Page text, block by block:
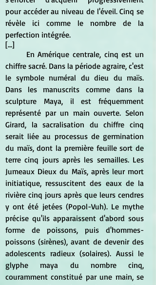
pour accéder au niveau de l'éveil. Cinq se
révèle ici comme le nombre de la
perfection intégrée.
[...]
chiffre sacré. Dans la période agraire, c'est
le symbole numéral du dieu du maïs.
Dans les manuscrits comme dans la
sculpture Maya, il est fréquemment
représenté par un main ouverte. Selon
Girard, la sacralisation du chiffre cinq
serait liée au processus de germination
du maïs, dont la première feuille sort de
terre cinq jours après les semailles. Les
Jumeaux Dieux du Maïs, après leur mort
initiatique, ressuscitent des eaux de la
rivière cinq jours après que leurs cendres
y ont été jetées (Popol-Vuh). Le mythe
précise qu'ils apparaissent d'abord sous
forme de poissons, puis d'hommes-
poissons (sirènes), avant de devenir des
adolescents radieux (solaires). Aussi le
glyphe maya du nombre cinq,
couramment constitué par une main, se